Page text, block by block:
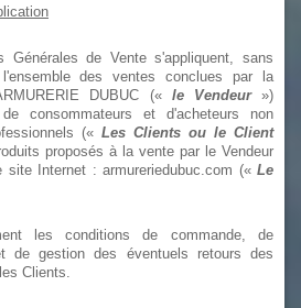
Générales de Vente s'appliquent, sans
des ventes conclues par la
DUBUC (« le Vendeur»)
consommateurs et d'acheteurs non
(« Les Clients ou le Client
proposés à la vente par le Vendeur
site Internet :armureriedubuc.com («Le
les conditions de commande, de
de gestion des éventuels retours des
Clients.